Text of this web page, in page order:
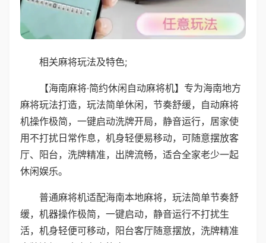
相关麻将玩法及特色;
【海南麻将·简约休闲自动麻将机】专为海南地方
麻将玩法打造，玩法简单休闲，节奏舒缓，自动麻将
机操作极简，一键启动洗牌开局，静音运行，居家使
用不打扰日常作息，机身轻便易移动，可随意摆放客
厅、阳台，洗牌精准，出牌流畅，适合全家老少一起
休闲娱乐。
普通麻将机适配海南本地麻将，玩法简单节奏舒
缓，机器操作极简，一键启动，静音运行不打扰生
活，机身轻便可移动，阳台客厅随意摆放，洗牌精准